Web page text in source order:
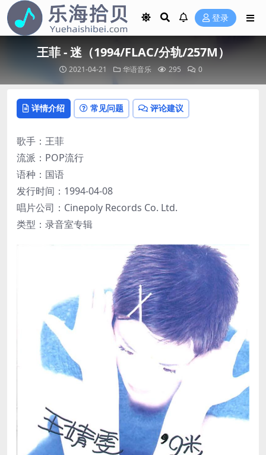
登录
王菲 - 迷（1994/FLAC/分轨/257M）
2021-04-21 华语音乐 295 0
详情介绍 常见问题 评论建议
歌手：王菲
流派：POP流行
语种：国语
发行时间：1994-04-08
唱片公司：Cinepoly Records Co. Ltd.
类型：录音室专辑